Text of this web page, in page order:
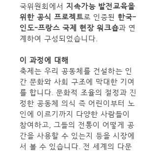
국위원회에서 지속가능 발전교육을
위한 공식 프로젝트로 인증된 한국-
인도-프랑스 국제 현장 워크숍과 연
계하여 구성되었습니다.
이 과정에 대해
축제는 우리 공동체를 건설하는 인
간 문화와 사회 구조에 막대한 기여
를 합니다. 문화적 조율의 절정과 진
정한 공동체 의식 즉 어린이부터 노
인에 이르기까지 다양한 사람들이
참여하고, 그들의 전통이 어떻게 공
간을 사용할 수 있는지 등을 시장에
서 볼 수 있습니다. 전 세계의 다문